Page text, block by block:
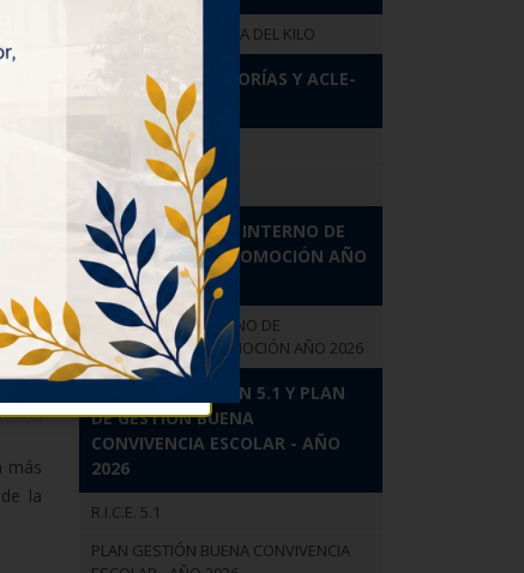
2024
más
la
ALIMENTOS CAMPAÑA DEL KILO
HORARIO TUTORÍAS Y ACLE-
AÑO 2026
HORARIO TUTORÍAS
HORARIO ACLE
REGLAMENTO INTERNO DE
EVALUACIÓN Y PROMOCIÓN AÑO
2026
REGLAMENTO INTERNO DE
EVALUACIÓN Y PROMOCIÓN AÑO 2026
R.I.C.E. VERSIÓN 5.1 Y PLAN
DE GESTIÓN BUENA
CONVIVENCIA ESCOLAR - AÑO
2026
R.I.C.E. 5.1
PLAN GESTIÓN BUENA CONVIVENCIA